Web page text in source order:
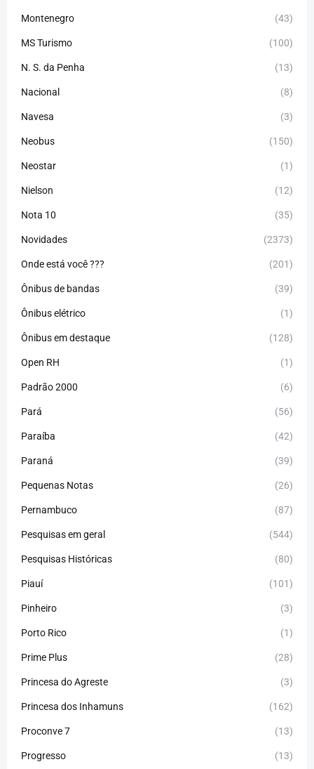
Montenegro (43)
MS Turismo (100)
N. S. da Penha (13)
Nacional (8)
Navesa (3)
Neobus (150)
Neostar (1)
Nielson (12)
Nota 10 (35)
Novidades (2373)
Onde está você ??? (201)
Ônibus de bandas (39)
Ônibus elétrico (1)
Ônibus em destaque (128)
Open RH (1)
Padrão 2000 (6)
Pará (56)
Paraíba (42)
Paraná (39)
Pequenas Notas (26)
Pernambuco (87)
Pesquisas em geral (544)
Pesquisas Históricas (80)
Piauí (101)
Pinheiro (3)
Porto Rico (1)
Prime Plus (28)
Princesa do Agreste (3)
Princesa dos Inhamuns (162)
Proconve 7 (13)
Progresso (13)